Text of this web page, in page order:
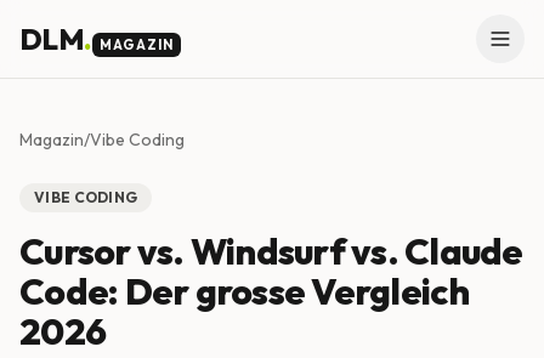
DLM. MAGAZIN
Magazin/Vibe Coding
VIBE CODING
Cursor vs. Windsurf vs. Claude
Code: Der grosse Vergleich
2026